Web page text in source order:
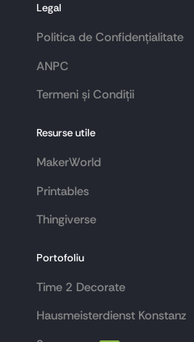
Legal
Politica de Confidențialitate
ANPC
Termeni și Condiții
Resurse utile
MakerWorld
Printables
Thingiverse
Portofoliu
Time 2 Decorate
Hausmeisterdienst Konstanz